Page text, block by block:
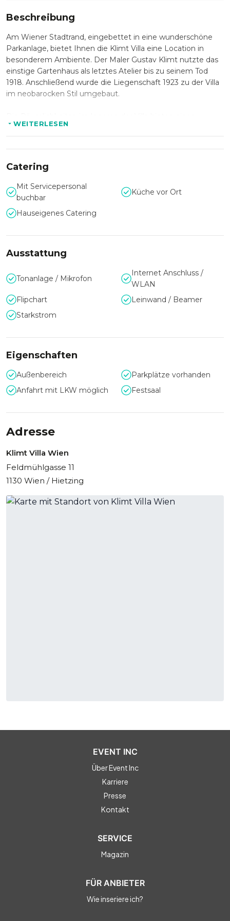
Beschreibung
Am Wiener Stadtrand, eingebettet in eine wunderschöne
Parkanlage, bietet Ihnen die Klimt Villa eine Location in
besonderem Ambiente. Der Maler Gustav Klimt nutzte das
einstige Gartenhaus als letztes Atelier bis zu seinem Tod
1918. Anschließend wurde die Liegenschaft 1923 zu der Villa
im neobarocken Stil umgebaut.
repräsentativen Rahmen für Veranstaltungen wie Seminare,
Foto-Shootings, Ausstellungen sowie private und
geschäftliche Feierlichkeiten mit bis zu 100 Gästen.
Der Garten bietet zudem Platz für bis zu 200 Personen und
eignet sich besonders gut für Empfänge, standesamtliche
Trauungen und gehobene Sommerfeste.
Trotz der Lage im Grünen ist die Klimt Villa öffentlich gut
erreichbar. Die U-Bahn U4, sowie die Straßenbahnlinie 10
WEITERLESEN
Catering
Mit Servicepersonal
buchbar
Küche vor Ort
Hauseigenes Catering
Ausstattung
Tonanlage / Mikrofon
Internet Anschluss /
WLAN
Flipchart
Leinwand / Beamer
Starkstrom
Eigenschaften
Außenbereich
Parkplätze vorhanden
Anfahrt mit LKW möglich
Festsaal
Adresse
Klimt Villa Wien
Feldmühlgasse 11
1130 Wien / Hietzing
EVENT INC
Über Event Inc
Karriere
Presse
Kontakt
SERVICE
Magazin
FÜR ANBIETER
Wie inseriere ich?